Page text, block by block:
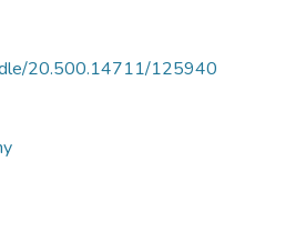
20.500.14711/125940